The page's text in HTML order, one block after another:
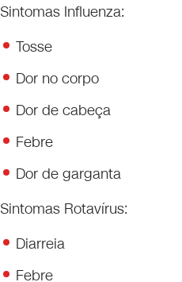
Sintomas Influenza:
Tosse
Dor no corpo
Dor de cabeça
Febre
Dor de garganta
Sintomas Rotavírus:
Diarreia
Febre